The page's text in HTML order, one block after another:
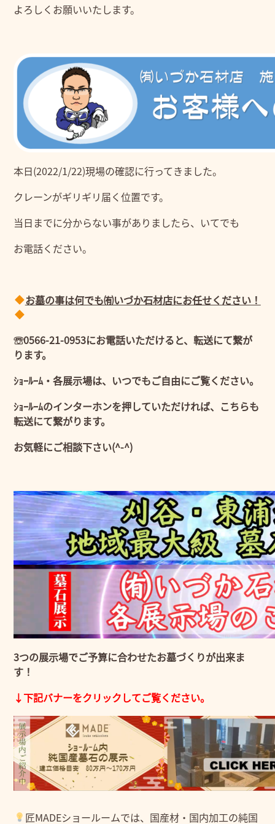
よろしくお願いいたします。
本日(2022/1/22)現場の確認に行ってきました。
クレーンがギリギリ届く位置です。
当日までに分からない事がありましたら、いてでも
お電話ください。
お墓の事は何でも㈲いづか石材店にお任せください！
☏0566-21-0953にお電話いただけると、転送にて繋が
ります。
ｼｮｰﾙｰﾑ・各展示場は、いつでもご自由にご覧ください。
ｼｮｰﾙｰﾑのインターホンを押していただければ、こちらも
転送にて繋がります。
お気軽にご相談下さい(^-^)
3つの展示場でご予算に合わせたお墓づくりが出来ま
す！
↓下記バナーをクリックしてご覧ください。
匠MADEショールームでは、国産材・国内加工の純国